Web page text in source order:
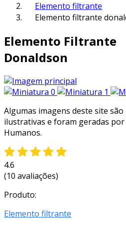
Elemento filtrante
Elemento filtrante
Elemento Filtrante
Donaldson
Algumas imagens deste site
ilustrativas e foram geradas por
Humanos.
4.6
(10 avaliações)
Produto:
Elemento filtrante